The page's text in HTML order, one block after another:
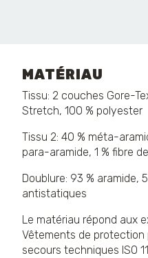
MATÉRIAU
Tissu: 2 couches Gore-
Stretch, 100 % polyester
Tissu 2: 40 % méta-
para-aramide, 1 % fibre
Doublure: 93 % aramide,
antistatiques
Le matériau répond aux
Vêtements de protection
secours techniques ISO